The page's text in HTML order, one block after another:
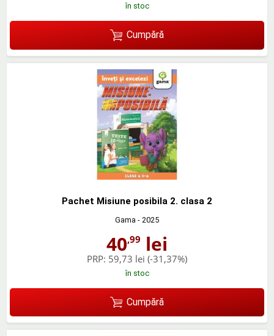
în stoc
Cumpără
Pachet Misiune posibila 2. clasa 2
Gama - 2025
40,99 lei
PRP: 59,73 lei (-31,37%)
în stoc
Cumpără